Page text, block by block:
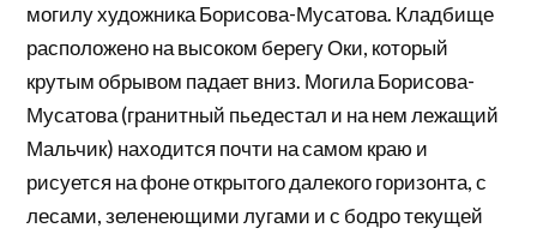
могилу художника Борисова-Мусатова. Кладбище
расположено на высоком берегу Оки, который
крутым обрывом падает вниз. Могила Борисова-
Мусатова (гранитный пьедестал и на нем лежащий
Мальчик) находится почти на самом краю и
рисуется на фоне открытого далекого горизонта, с
лесами, зеленеющими лугами и с бодро текущей